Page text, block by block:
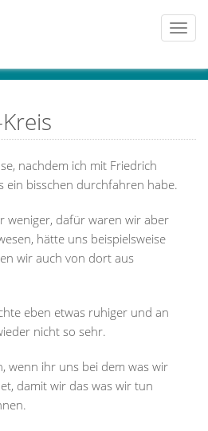
nachdem ich mit Friedrich
ein bisschen durchfahren habe.
weniger, dafür waren wir aber
hätte uns beispielsweise
wir auch von dort aus
eben etwas ruhiger und an
nicht so sehr.
wenn ihr uns bei dem was wir
damit wir das was wir tun